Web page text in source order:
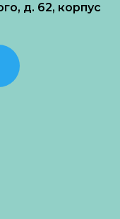
д. 62, корпус